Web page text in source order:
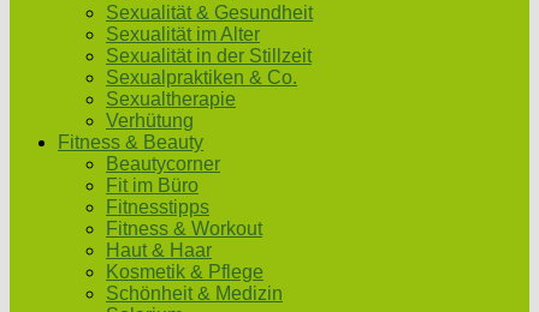
Sexualität & Gesundheit
Sexualität im Alter
Sexualität in der Stillzeit
Sexualpraktiken & Co.
Sexualtherapie
Verhütung
Fitness & Beauty
Beautycorner
Fit im Büro
Fitnesstipps
Fitness & Workout
Haut & Haar
Kosmetik & Pflege
Schönheit & Medizin